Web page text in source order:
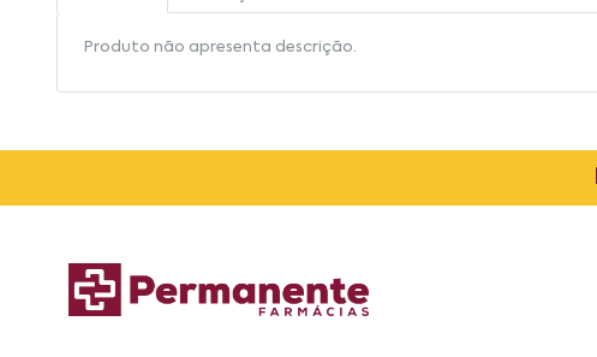
Produto não apresenta descrição.